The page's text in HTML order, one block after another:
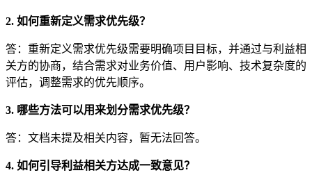
2. 如何重新定义需求优先级？
答：重新定义需求优先级需要明确项目目标，并通过与利益相
关方的协商，结合需求对业务价值、用户影响、技术复杂度的
评估，调整需求的优先顺序。
3. 哪些方法可以用来划分需求优先级？
答：文档未提及相关内容，暂无法回答。
4. 如何引导利益相关方达成一致意见？